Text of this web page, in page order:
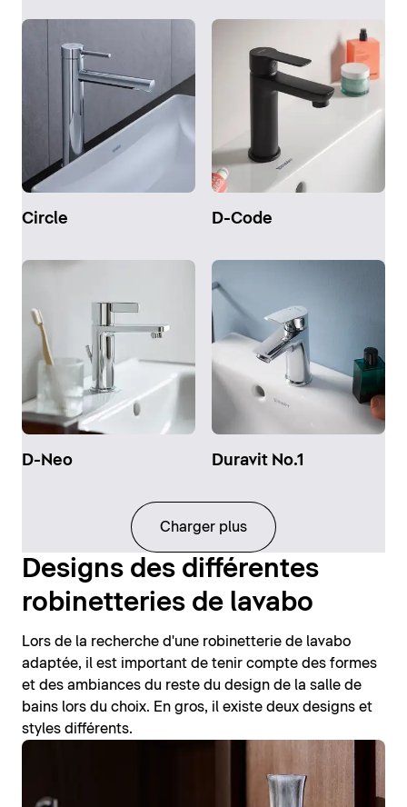
Circle D-Code
D-Neo Duravit No.1
Charger plus
Designs des différentes
robinetteries de lavabo
Lors de la recherche d'une robinetterie de lavabo
adaptée, il est important de tenir compte des formes
et des ambiances du reste du design de la salle de
bains lors du choix. En gros, il existe deux designs et
styles différents.